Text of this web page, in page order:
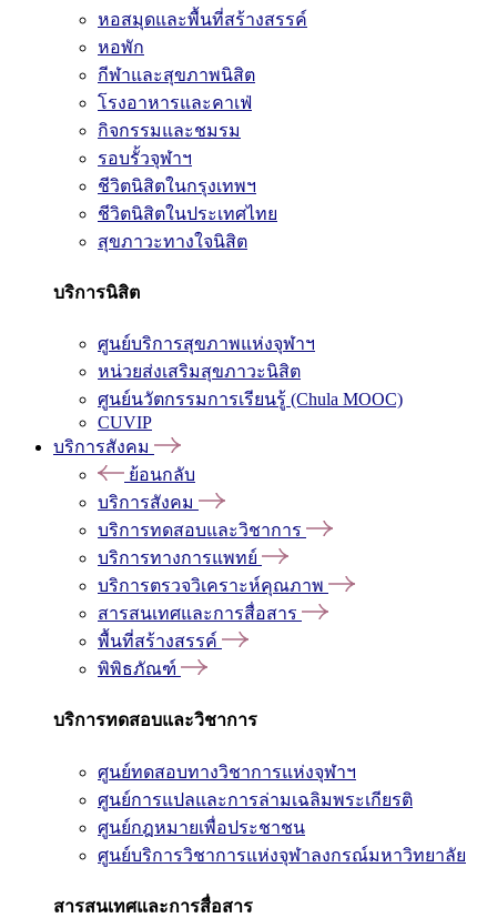
หอสมุดและพื้นที่สร้างสรรค์
หอพัก
กีฬาและสุขภาพนิสิต
โรงอาหารและคาเฟ่
กิจกรรมและชมรม
รอบรั้วจุฬาฯ
ชีวิตนิสิตในกรุงเทพฯ
ชีวิตนิสิตในประเทศไทย
สุขภาวะทางใจนิสิต
บริการนิสิต
ศูนย์บริการสุขภาพแห่งจุฬาฯ
หน่วยส่งเสริมสุขภาวะนิสิต
ศูนย์นวัตกรรมการเรียนรู้ (Chula MOOC)
CUVIP
บริการสังคม
ย้อนกลับ
บริการสังคม
บริการทดสอบและวิชาการ
บริการทางการแพทย์
บริการตรวจวิเคราะห์คุณภาพ
สารสนเทศและการสื่อสาร
พื้นที่สร้างสรรค์
พิพิธภัณฑ์
บริการทดสอบและวิชาการ
ศูนย์ทดสอบทางวิชาการแห่งจุฬาฯ
ศูนย์การแปลและการล่ามเฉลิมพระเกียรติ
ศูนย์กฎหมายเพื่อประชาชน
ศูนย์บริการวิชาการแห่งจุฬาลงกรณ์มหาวิทยาลัย
สารสนเทศและการสื่อสาร